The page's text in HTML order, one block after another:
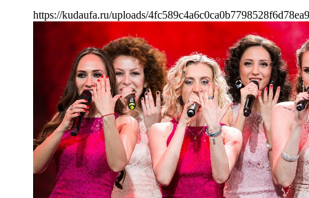
https://kudaufa.ru/uploads/